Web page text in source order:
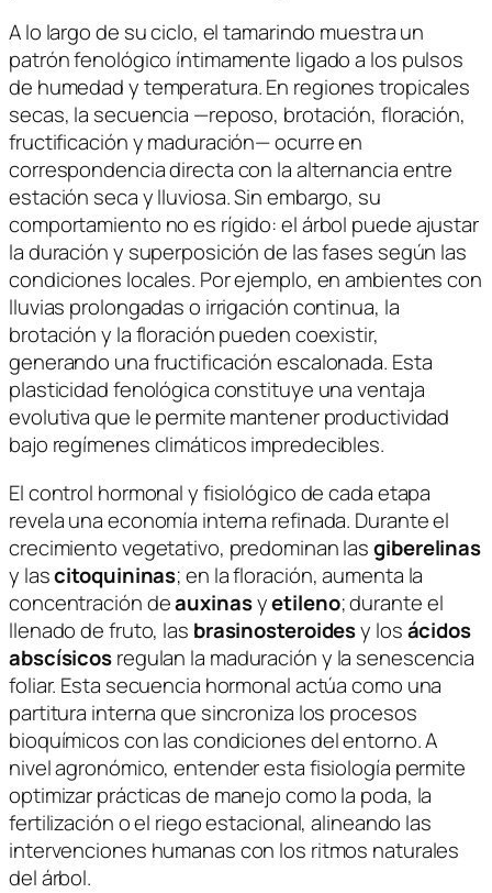
A lo largo de su ciclo, el tamarindo muestra un
patrón fenológico íntimamente ligado a los pulsos
de humedad y temperatura. En regiones tropicales
secas, la secuencia —reposo, brotación, floración,
fructificación y maduración— ocurre en
correspondencia directa con la alternancia entre
estación seca y lluviosa. Sin embargo, su
comportamiento no es rígido: el árbol puede ajustar
la duración y superposición de las fases según las
condiciones locales. Por ejemplo, en ambientes con
lluvias prolongadas o irrigación continua, la
brotación y la floración pueden coexistir,
generando una fructificación escalonada. Esta
plasticidad fenológica constituye una ventaja
evolutiva que le permite mantener productividad
bajo regímenes climáticos impredecibles.
El control hormonal y fisiológico de cada etapa
revela una economía interna refinada. Durante el
crecimiento vegetativo, predominan lasgiberelinas
y lascitoquininas; en la floración, aumenta la
concentración deauxinasyetileno; durante el
llenado de fruto, las brasinosteroidesy losácidos
abscísicosregulan la maduración y la senescencia
foliar. Esta secuencia hormonal actúa como una
partitura interna que sincroniza los procesos
bioquímicos con las condiciones del entorno. A
nivel agronómico, entender esta fisiología permite
optimizar prácticas de manejo como la poda, la
fertilización o el riego estacional, alineando las
intervenciones humanas con los ritmos naturales
del árbol.